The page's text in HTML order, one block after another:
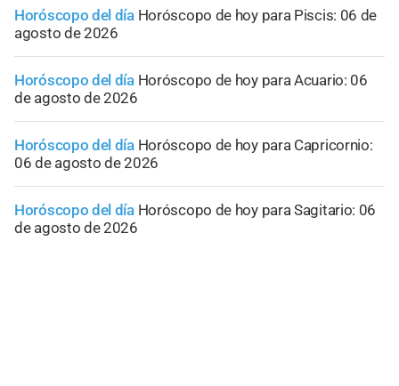
Horóscopo del día Horóscopo de hoy para Piscis: 06 de
agosto de 2026
Horóscopo del día Horóscopo de hoy para Acuario: 06
de agosto de 2026
Horóscopo del día Horóscopo de hoy para Capricornio:
06 de agosto de 2026
Horóscopo del día Horóscopo de hoy para Sagitario: 06
de agosto de 2026